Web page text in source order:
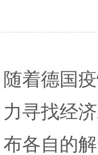
随着德国
力寻找经
布各自的